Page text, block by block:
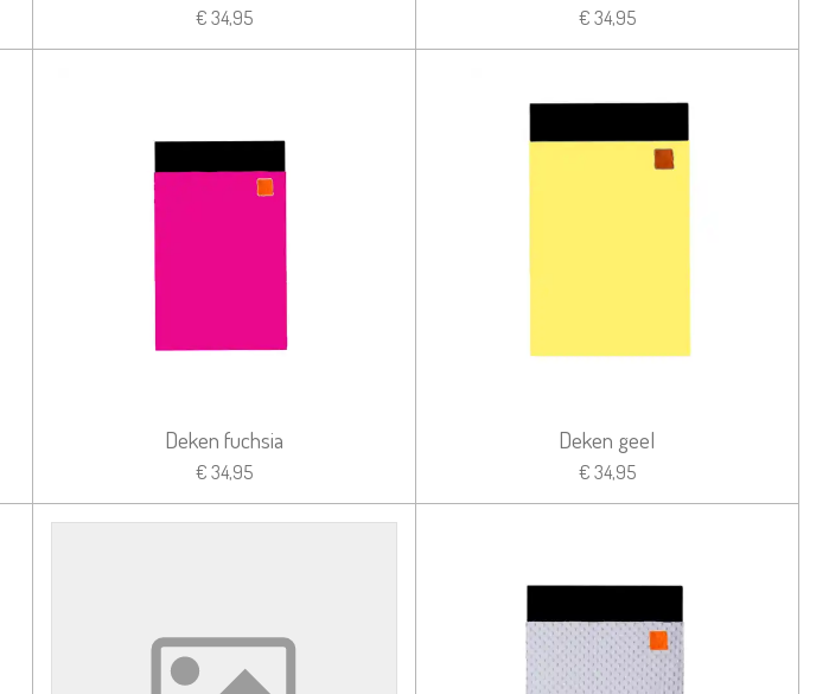
€ 34,95 € 34,95
Deken fuchsia
€ 34,95
Deken geel
€ 34,95